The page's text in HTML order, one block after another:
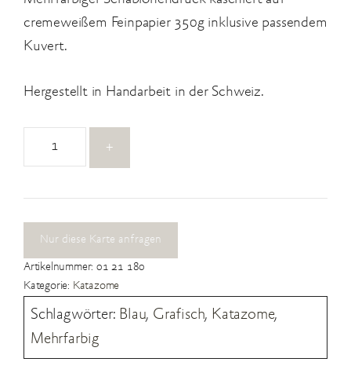
cremeweißem Feinpapier 350g inklusive passendem
Kuvert.
Hergestellt in Handarbeit in der Schweiz.
+
Nur diese Karte anfragen
Artikelnummer:01 21 180
Kategorie: Katazome
Schlagwörter: Blau, Grafisch, Katazome,
Mehrfarbig